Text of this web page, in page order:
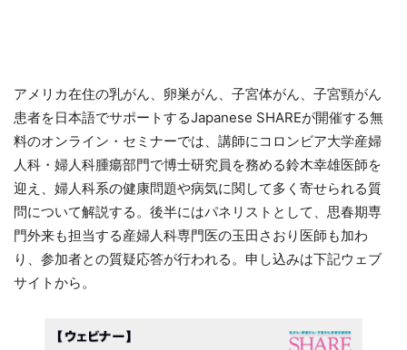
アメリカ在住の乳がん、卵巣がん、子宮体がん、子宮頸がん
患者を日本語でサポートするJapanese SHAREが開催する無
料のオンライン・セミナーでは、講師にコロンビア大学産婦
人科・婦人科腫瘍部門で博士研究員を務める鈴木幸雄医師を
迎え、婦人科系の健康問題や病気に関して多く寄せられる質
問について解説する。後半にはパネリストとして、思春期専
門外来も担当する産婦人科専門医の玉田さおり医師も加わ
り、参加者との質疑応答が行われる。申し込みは下記ウェブ
サイトから。